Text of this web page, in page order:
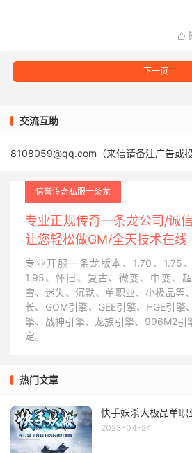

下一页
交流互助
8108059@qq.com（来信请备注广告或投
信誉传奇私服一条龙
专业正规传奇一条龙公司/诚
让您轻松做GM/全天技术在线
专业开服一条龙版本、1.70、1.75
1.95、怀旧、复古、微变、中变、
雪、迷失、沉默、单职业、小极品等
长、GOM引擎、GEE引擎、HGE引擎
擎、战神引擎、龙族引擎、996M2引
定。
热门文章
快手妖杀大极品单职
2023-04-24